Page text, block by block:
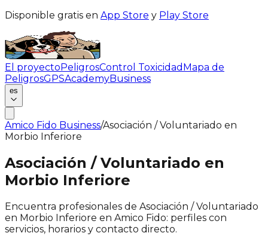
Disponible gratis en App Store y Play Store
El proyectoPeligrosControl Toxicidad Mapa de
PeligrosGPSAcademyBusiness
es
Amico Fido Business/Asociación / Voluntariado en
Morbio Inferiore
Asociación / Voluntariado en
Morbio Inferiore
Encuentra profesionales de Asociación / Voluntariado
en Morbio Inferiore en Amico Fido: perfiles con
servicios, horarios y contacto directo.